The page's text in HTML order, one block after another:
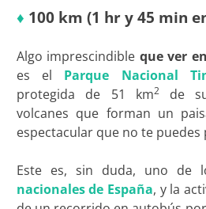
♦ 100 km (1 hr y 45 min
Algo imprescindible que ver
es el Parque Nacional
protegida de 51 km2de
volcanes que forman un
espectacular que no te puedes
Este es, sin duda, uno de
nacionales de España, y la